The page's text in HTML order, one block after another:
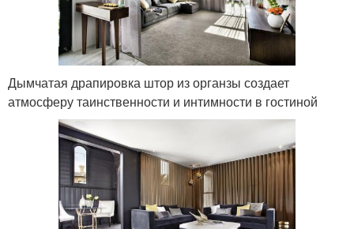
Дымчатая драпировка штор из органзы создает
атмосферу таинственности и интимности в гостиной